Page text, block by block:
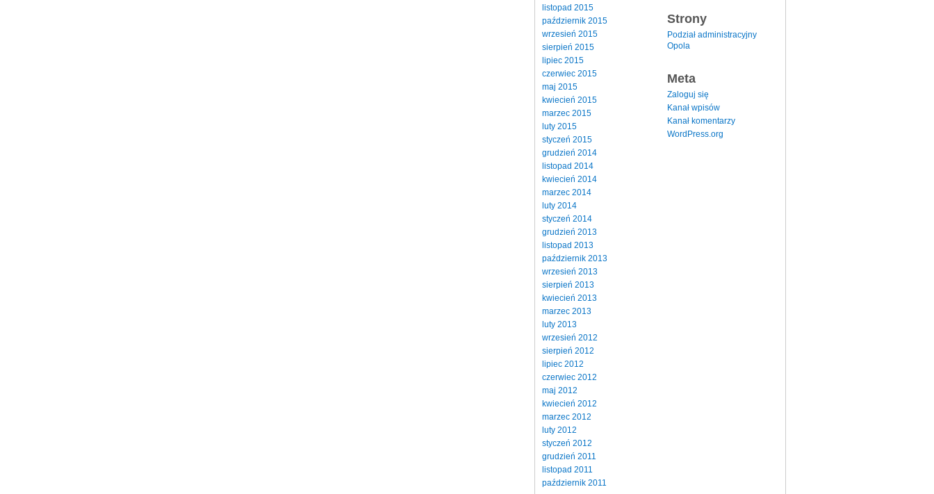
listopad 2015
październik 2015
wrzesień 2015
sierpień 2015
lipiec 2015
czerwiec 2015
maj 2015
kwiecień 2015
marzec 2015
luty 2015
styczeń 2015
grudzień 2014
listopad 2014
kwiecień 2014
marzec 2014
luty 2014
styczeń 2014
grudzień 2013
listopad 2013
październik 2013
wrzesień 2013
sierpień 2013
kwiecień 2013
marzec 2013
luty 2013
wrzesień 2012
sierpień 2012
lipiec 2012
czerwiec 2012
maj 2012
kwiecień 2012
marzec 2012
luty 2012
styczeń 2012
grudzień 2011
listopad 2011
październik 2011
Strony
Podział administracyjny
Opola
Meta
Zaloguj się
Kanał wpisów
Kanał komentarzy
WordPress.org